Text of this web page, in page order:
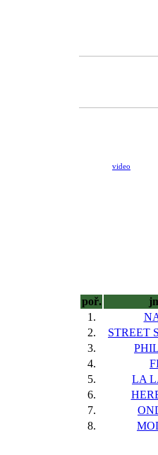
video
poř.
1.
2.
STREET
3.
4.
5.
LA
6.
7.
8.